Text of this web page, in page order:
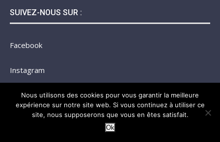
SUIVEZ-NOUS SUR :
Facebook
Instagram
Twitter
@2023 - Tous droits réservés.
Nous utilisons des cookies pour vous garantir la meilleure
expérience sur notre site web. Si vous continuez à utiliser ce
site, nous supposerons que vous en êtes satisfait.
Ok